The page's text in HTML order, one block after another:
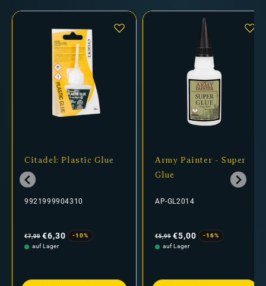
Citadel: Plastic Glue
9921999904310
Preis
€7,00 €6,30
-10%
auf Lager
Army Painter - Super
Glue
AP-GL2014
Preis
€5,99 €5,00
-16%
auf Lager